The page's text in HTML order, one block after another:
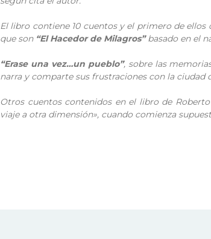
El libro contiene 10 cuentos y el primero de
que son “El Hacedor de Milagros”basado en el
“Erase una vez…un pueblo”, sobre las
narra y comparte sus frustraciones con la ciudad
Otros cuentos contenidos en el libro de Roberto
viaje a otra dimensión», cuando comienza